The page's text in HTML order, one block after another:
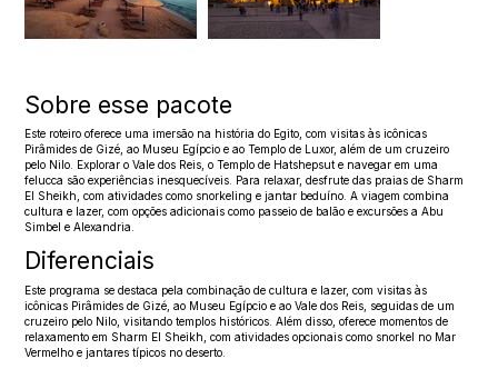
Sobre esse pacote
Este roteiro oferece uma imersão na história do Egito, com visitas às icônicas
Pirâmides de Gizé, ao Museu Egípcio e ao Templo de Luxor, além de um cruzeiro
pelo Nilo. Explorar o Vale dos Reis, o Templo de Hatshepsut e navegar em uma
felucca são experiências inesquecíveis. Para relaxar, desfrute das praias de Sharm
El Sheikh, com atividades como snorkeling e jantar beduíno. A viagem combina
cultura e lazer, com opções adicionais como passeio de balão e excursões a Abu
Simbel e Alexandria.
Diferenciais
Este programa se destaca pela combinação de cultura e lazer, com visitas às
icônicas Pirâmides de Gizé, ao Museu Egípcio e ao Vale dos Reis, seguidas de um
cruzeiro pelo Nilo, visitando templos históricos. Além disso, oferece momentos de
relaxamento em Sharm El Sheikh, com atividades opcionais como snorkel no Mar
Vermelho e jantares típicos no deserto.